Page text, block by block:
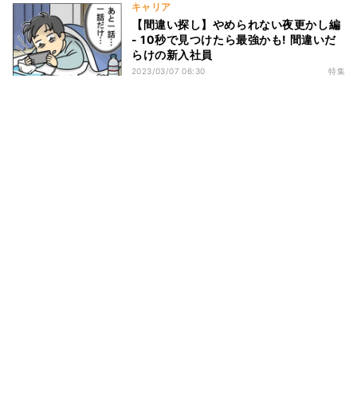
キャリア
【間違い探し】やめられない夜更かし編
- 10秒で見つけたら最強かも! 間違いだ
らけの新入社員
2023/03/07 06:30 特集